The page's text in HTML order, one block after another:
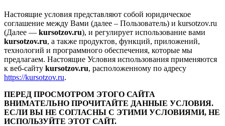
Настоящие условия представляют собой юридическое
соглашение между Вами (далее – Пользователь) и kursotzov.ru
(Далее — kursotzov.ru), и регулирует использование вами
kursotzov.ru, а также продуктов, функций, приложений,
технологий и программного обеспечения, которые мы
предлагаем. Настоящие Условия использования применяются
к веб-сайту kursotzov.ru, расположенному по адресу
https://kursotzov.ru.
ПЕРЕД ПРОСМОТРОМ ЭТОГО САЙТА
ВНИМАТЕЛЬНО ПРОЧИТАЙТЕ ДАННЫЕ УСЛОВИЯ.
ЕСЛИ ВЫ НЕ СОГЛАСНЫ С ЭТИМИ УСЛОВИЯМИ, НЕ
ИСПОЛЬЗУЙТЕ ЭТОТ САЙТ.